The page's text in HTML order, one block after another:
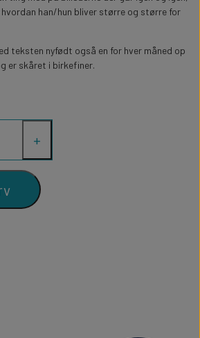
MED LYS
MED TEKST
I TRÆ
NYTÅRS FEST
TREE OPHÆNG
HALLOWEEN
OG BOGSTAVER
STUEN
hvordan han/hun bliver større og større for
teksten nyfødt også en for hver måned op
er skåret i birkefiner.
tekst på bare kontakt os med dit ønske.
+